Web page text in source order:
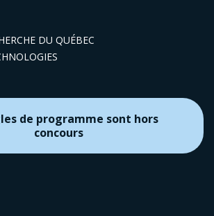
DU QUÉBEC
de programme sont hors
concours